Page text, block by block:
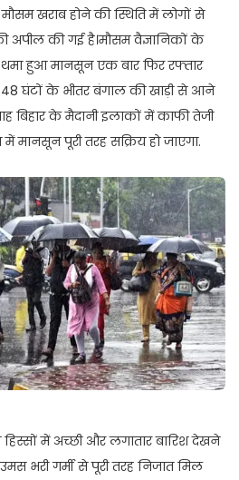
मौसम खराब होने की स्थिति में लोगों से
की गई है।मौसम वैज्ञानिकों के
हुआ मानसून एक बार फिर रफ्तार
घंटों के भीतर बंगाल की खाड़ी से आने
बिहार के मैदानी इलाकों में काफी तेजी
मानसून पूरी तरह सक्रिय हो जाएगा.
में अच्छी और लगातार बारिश देखने
भरी गर्मी से पूरी तरह निजात मिल